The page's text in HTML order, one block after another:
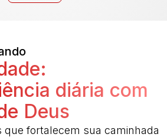
diária com
Deus
que fortalecem sua caminhada